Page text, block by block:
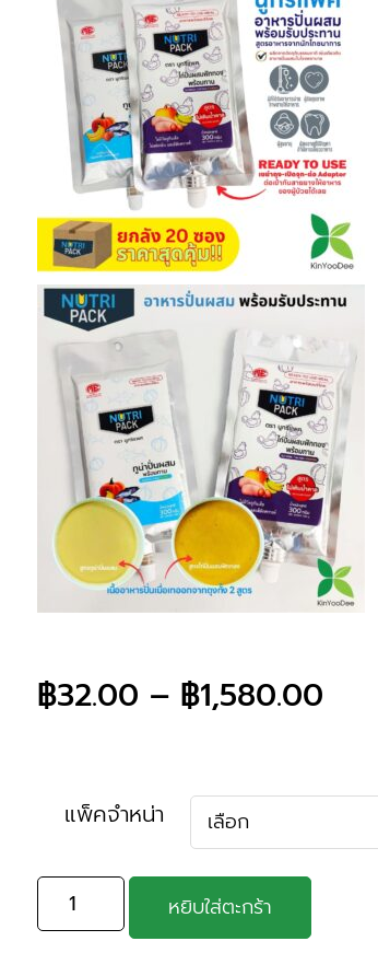
฿32.00 – ฿1,580.00
แพ็คจำหน่า
หยิบใส่ตะกร้า